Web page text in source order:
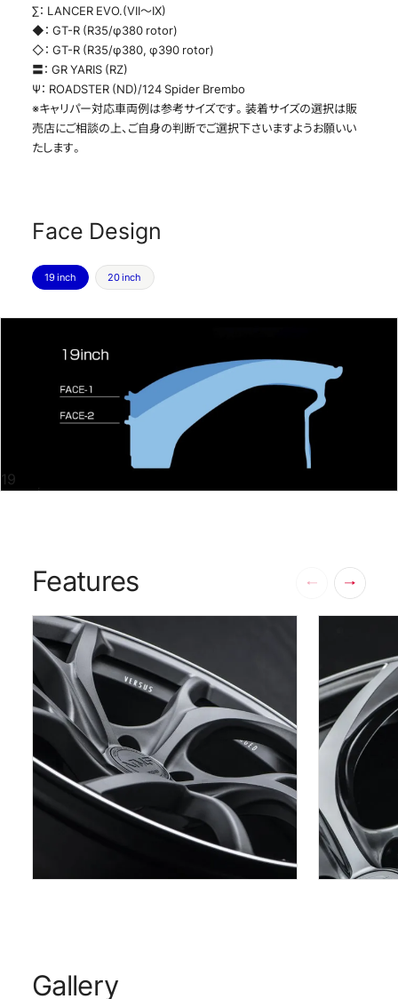
∑： LANCER EVO.(VII～IX)
◆： GT-R (R35/φ380 rotor)
◇： GT-R (R35/φ380, φ390 rotor)
〓： GR YARIS (RZ)
Ψ： ROADSTER (ND)/124 Spider Brembo
※キャリパー対応車両例は参考サイズです。装着サイズの選択は販
売店にご相談の上、ご自身の判断でご選択下さいますようお願いい
たします。
Face Design
19 inch 20 inch
19
Features
Gallery